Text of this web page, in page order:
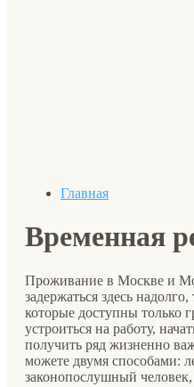
Главная
Временная
Проживание в Москве и
задержаться здесь
которые доступны только
устроиться на работу,
получить ряд жизненно
можете двумя способами:
законопослушный человек,